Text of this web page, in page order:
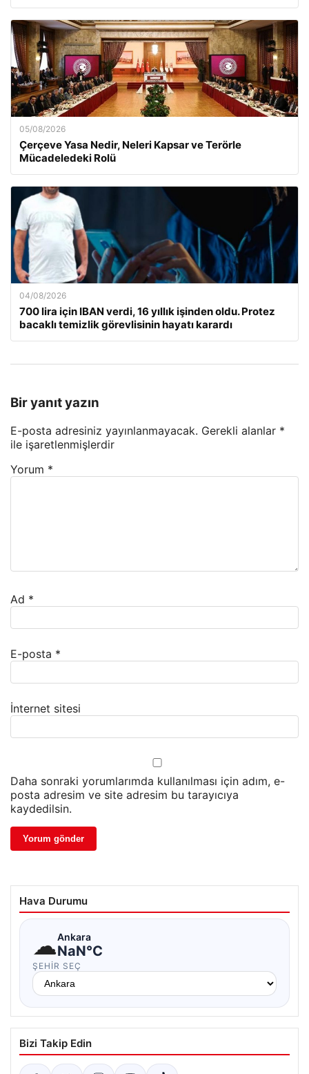
05/08/2026
Çerçeve Yasa Nedir, Neleri Kapsar ve Terörle
Mücadeledeki Rolü
04/08/2026
700 lira için IBAN verdi, 16 yıllık işinden oldu. Protez
bacaklı temizlik görevlisinin hayatı karardı
Bir yanıt yazın
E-posta adresiniz yayınlanmayacak. Gerekli alanlar *
ile işaretlenmişlerdir
Yorum *
Ad *
E-posta *
İnternet sitesi
Daha sonraki yorumlarımda kullanılması için adım, e-
posta adresim ve site adresim bu tarayıcıya
kaydedilsin.
Hava Durumu
☁Ankara
NaN°C
ŞEHIR SEÇ
Bizi Takip Edin